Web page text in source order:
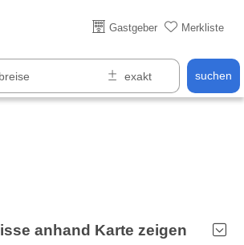
Gastgeber Merkliste
suchen
Über 25 Jahre online
anhand Karte zeigen